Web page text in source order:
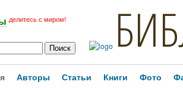
делитесь с миром!
Авторы Статьи Книги Фото